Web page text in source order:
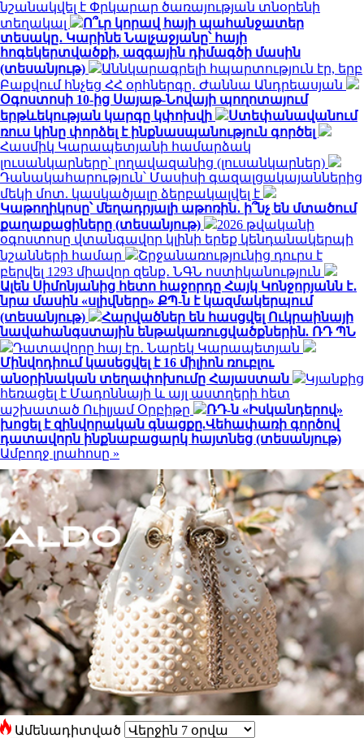
նշանակվել է Փրկարար ծառայության տնօրենի
տեղակալ
Ո՞ւր կորավ հայի պահանջատեր
տեսակը․ Կարինե Նալչաջյանը՝ հայի
հոգեկերտվածքի, ազգային դիմագծի մասին
(տեսանյութ)
Աննկարագրելի հպարտություն էր, երբ
Բաքվում հնչեց ՀՀ օրհներգը․ Ժաննա Անդրեասյան
Օգոստոսի 10-ից Սայաթ-Նովայի պողոտայում
երթևեկության կարգը կփոխվի
Ստեփանավանում
ռուս կինը փորձել է ինքնասպանություն գործել
Հասմիկ Կարապետյանի համարձակ
լուսանկարները՝ լողավազանից (լուսանկարներ)
Դանակահարություն՝ Մասիսի գազալցակայաններից
մեկի մոտ. կասկածյալը ձերբակալվել է
Կաթողիկոսը՝ մեղադրյալի աթոռին․ ի՞նչ են մտածում
քաղաքացիները (տեսանյութ)
2026 թվականի
օգոստոսը վտանգավոր կլինի երեք կենդանակերպի
նշանների համար
Շրջանառությունից դուրս է
բերվել 1293 միավոր զենք․ ՆԳՆ ոստիկանություն
Ալեն Սիմոնյանից հետո հաջորդը Հայկ Կոնջորյանն է․
նրա մասին «սլիվները» ՔՊ-ն է կազմակերպում
(տեսանյութ)
Հարվածներ են հասցվել Ուկրաինայի
նավահանգստային ենթակառուցվածքներին. ՌԴ ՊՆ
Դատավորը հայ էր․ Նարեկ Կարապետյան
Մինվոդիում կասեցվել է 16 միլիոն ռուբլու
անօրինական տեղափոխումը Հայաստան
Կյանքից
հեռացել է Մադոննայի և այլ աստղերի հետ
աշխատած Ուիլյամ Օրբիթը
ՌԴ-ն «Իսկանդերով»
խոցել է զինվորական գնացքը.Վեհափառի գործով
դատավորն ինքնաբացարկ հայտնեց (տեսանյութ)
Ամբողջ լրահոսը »
Ամենադիտված